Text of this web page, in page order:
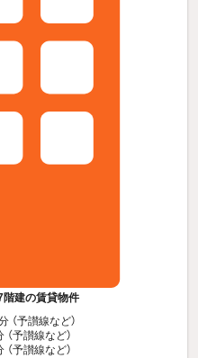
建の賃貸物件
（予讃線など）
（予讃線など）
（予讃線など）